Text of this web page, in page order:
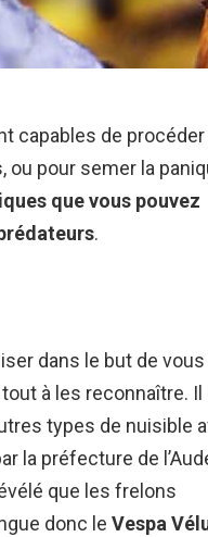
capables de procéder
pour semer la
que vous pouvez
.
dans le but de vous
à les reconnaître. Il
types de nuisible
la préfecture de
que les frelons
donc le Vespa